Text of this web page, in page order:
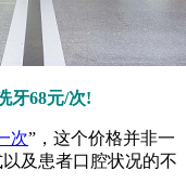
68元/次!
次”，这个价格并非一
及患者口腔状况的不